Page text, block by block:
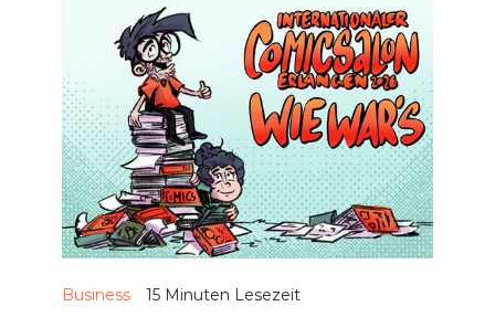
Business 15 Minuten Lesezeit